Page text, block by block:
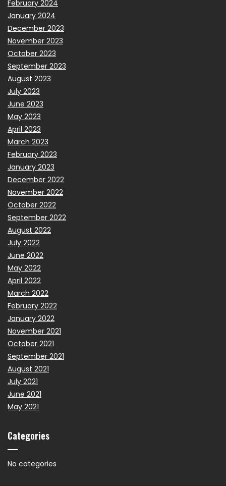
February 2024
January 2024
December 2023
November 2023
October 2023
September 2023
August 2023
July 2023
June 2023
May 2023
April 2023
March 2023
February 2023
January 2023
December 2022
November 2022
October 2022
September 2022
August 2022
July 2022
June 2022
May 2022
April 2022
March 2022
February 2022
January 2022
November 2021
October 2021
September 2021
August 2021
July 2021
June 2021
May 2021
Categories
No categories